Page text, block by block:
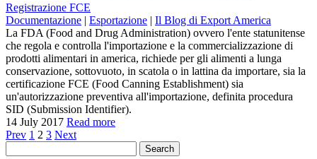
Registrazione FCE
Documentazione | Esportazione | Il Blog di Export America
La FDA (Food and Drug Administration) ovvero l'ente statunitense
che regola e controlla l'importazione e la commercializzazione di
prodotti alimentari in america, richiede per gli alimenti a lunga
conservazione, sottovuoto, in scatola o in lattina da importare, sia la
certificazione FCE (Food Canning Establishment) sia
un'autorizzazione preventiva all'importazione, definita procedura
SID (Submission Identifier).
14 July 2017 Read more
Prev 1 2 3 Next
Search